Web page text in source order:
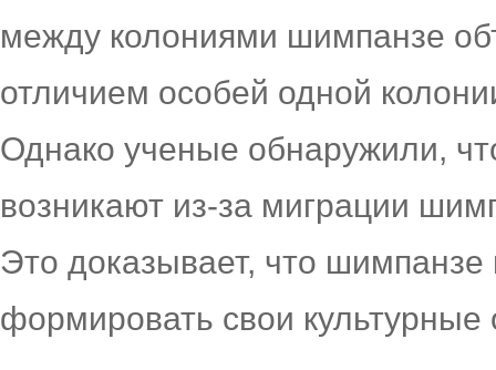
между колониями шимпанзе
отличием особей одной
Однако ученые обнаружили,
возникают из-за миграции
Это доказывает, что
формировать свои культурные